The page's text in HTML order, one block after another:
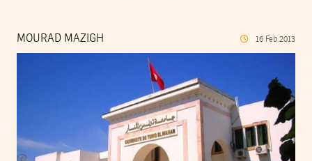
MOURAD MAZIGH 16 Feb 2013